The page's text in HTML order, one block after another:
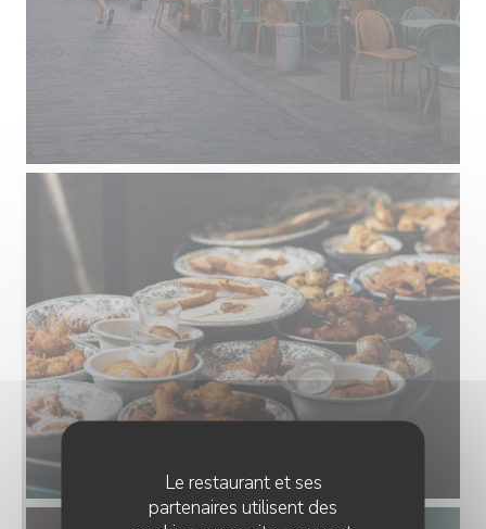
Le restaurant et ses
partenaires utilisent des